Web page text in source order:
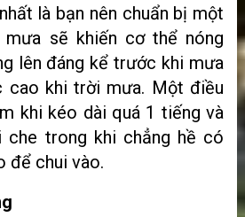
là bạn nên chuẩn bị một
sẽ khiến cơ thể nóng
lên đáng kể trước khi mưa
cao khi trời mưa. Một điều
khi kéo dài quá 1 tiếng và
che trong khi chẳng hề có
để chui vào.